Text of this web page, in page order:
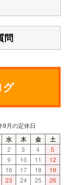
問
9月の定休日
水 木 金 土
2 3 4
5
9 10 11
12
16 17 18
19
23 24 25
26